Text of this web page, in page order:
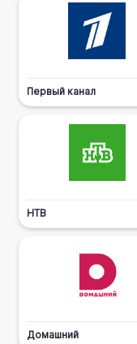
Первый канал
НТВ
Домашний